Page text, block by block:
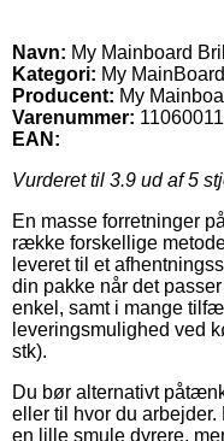
Navn: My Mainboard
Kategori: My MainBoard
Producent: My
Varenummer:
EAN:
Vurderet til 3.9 ud af 5
En masse forretninger
række forskellige
leveret til et
din pakke når det
enkel, samt i mange
leveringsmulighed ved
stk).
Du bør alternativt
eller til hvor du
en lille smule dyrere,